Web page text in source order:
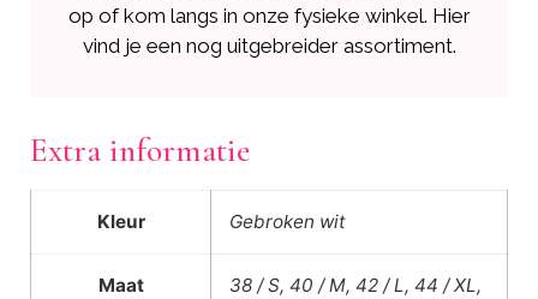
op of kom langs in onze fysieke winkel. Hier
vind je een nog uitgebreider assortiment.
Extra informatie
Kleur Gebroken wit
Maat
38 / S, 40 / M, 42 / L, 44 / XL,